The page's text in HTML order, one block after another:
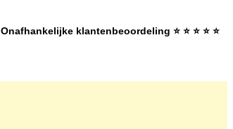
Onafhankelijke klantenbeoordeling ⭐ ⭐ ⭐ ⭐ ⭐